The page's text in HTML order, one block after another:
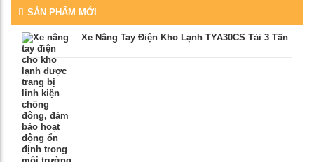
SẢN PHẨM MỚI
Xe Nâng Tay Điện Kho Lạnh TYA30CS Tải 3 Tấn